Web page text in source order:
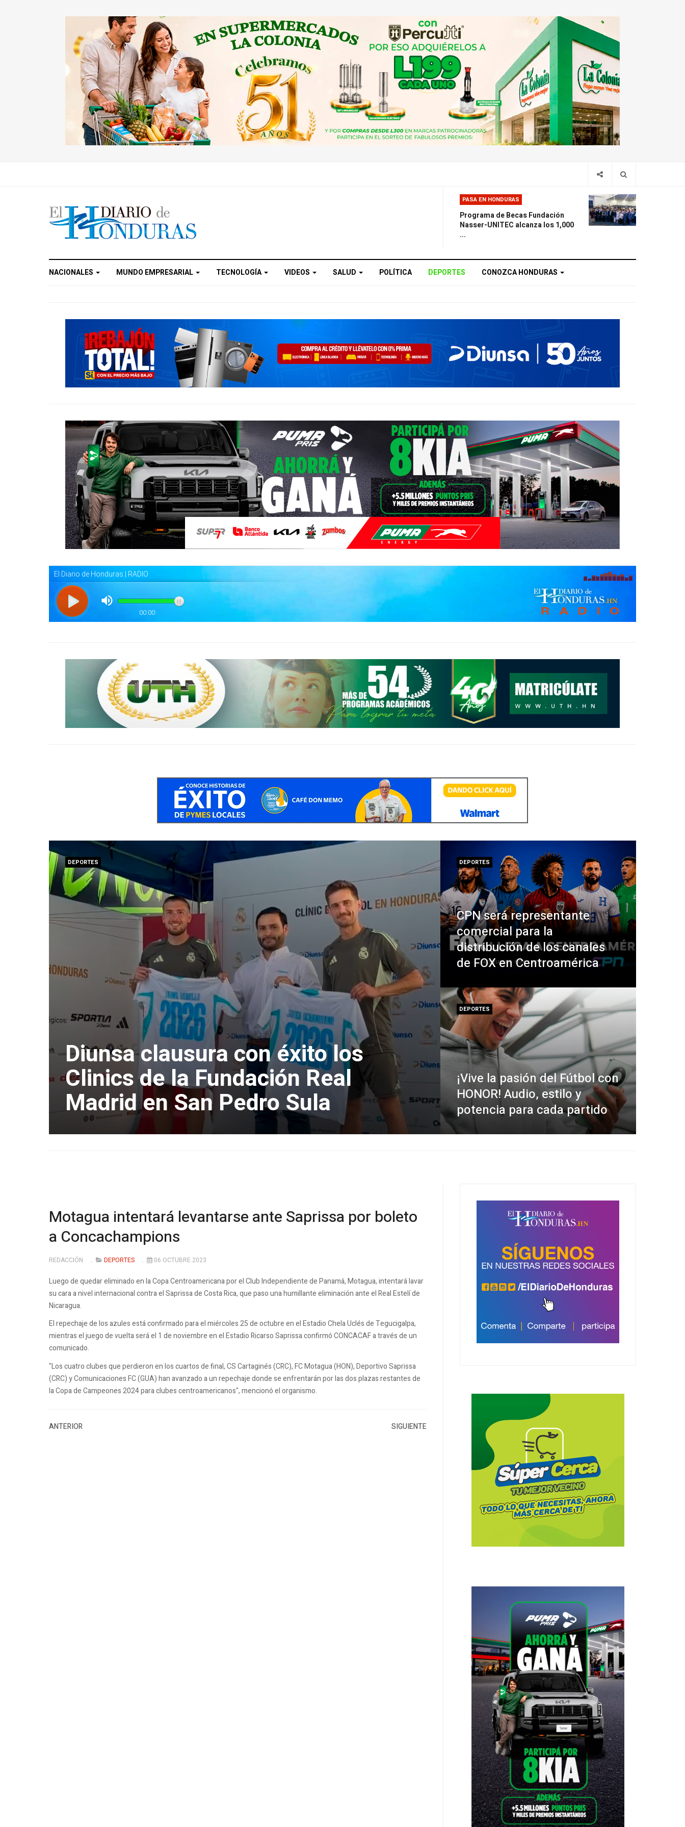
PASA EN HONDURAS
Programa de Becas Fundación
Nasser-UNITEC alcanza los 1,000
...
NACIONALES MUNDO EMPRESARIAL TECNOLOGÍA VIDEOS SALUD POLÍTICA DEPORTES CONOZCA HONDURAS
DEPORTES
Diunsa clausura con éxito los
Clinics de la Fundación Real
Madrid en San Pedro Sula
DEPORTES
CPN será representante
comercial para la
distribución de los canales
de FOX en Centroamérica
DEPORTES
¡Vive la pasión del Fútbol con
HONOR! Audio, estilo y
potencia para cada partido
Motagua intentará levantarse ante Saprissa por boleto
a Concachampions
REDACCIÓN DEPORTES 06 OCTUBRE 2023
Luego de quedar eliminado en la Copa Centroamericana por el Club Independiente de Panamá, Motagua, intentará lavar
su cara a nivel internacional contra el Saprissa de Costa Rica, que paso una humillante eliminación ante el Real Estelí de
Nicaragua.
El repechaje de los azules está confirmado para el miércoles 25 de octubre en el Estadio Chela Uclés de Tegucigalpa,
mientras el juego de vuelta será el 1 de noviembre en el Estadio Ricarso Saprissa confirmó CONCACAF a través de un
comunicado.
"Los cuatro clubes que perdieron en los cuartos de final, CS Cartaginés (CRC), FC Motagua (HON), Deportivo Saprissa
(CRC) y Comunicaciones FC (GUA) han avanzado a un repechaje donde se enfrentarán por las dos plazas restantes de
la Copa de Campeones 2024 para clubes centroamericanos", mencionó el organismo.
ANTERIOR SIGUIENTE